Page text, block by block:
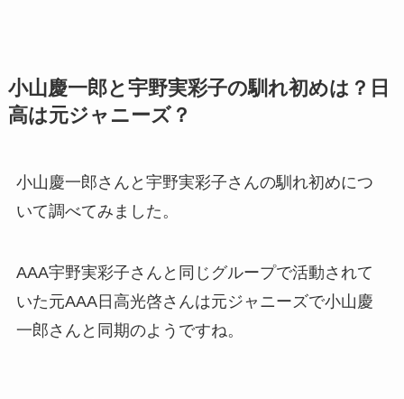
小山慶一郎と宇野実彩子の馴れ初めは？日
高は元ジャニーズ？
小山慶一郎さんと宇野実彩子さんの馴れ初めにつ
いて調べてみました。
AAA宇野実彩子さんと同じグループで活動されて
いた元AAA日高光啓さんは元ジャニーズで小山慶
一郎さんと同期のようですね。